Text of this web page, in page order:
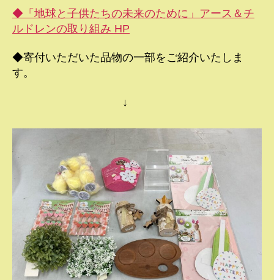
◆「地球と子供たちの未来のために」アース＆チ
ルドレンの取り組み HP
◆寄付いただいた品物の一部をご紹介いたしま
す。
↓